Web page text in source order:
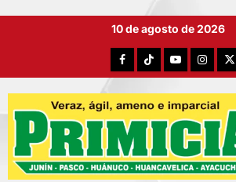
10 de agosto de 2026
FacebookTikTokYouTubeInstagram
X